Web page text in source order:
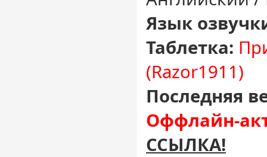
Язык
Таблетка:
(Razor1911)
Последняя
Оффлайн-
ССЫЛКА!